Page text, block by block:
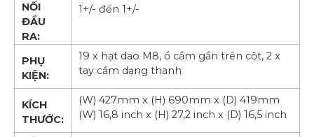
NỐI
ĐẦU
RA:
1+/- đến 1+/-
PHỤ
KIỆN:
19 x hạt dao M8, ổ cắm gắn trên cột, 2 x
tay cầm dạng thanh
KÍCH
THƯỚC:
(W) 427mm x (H) 690mm x (D) 419mm
(W) 16,8 inch x (H) 27,2 inch x (D) 16,5 inch